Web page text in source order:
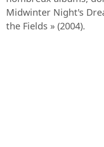
Midwinter Night's
the Fields » (2004).